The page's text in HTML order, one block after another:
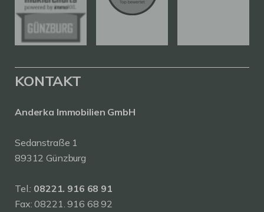
KONTAKT
Anderka Immobilien GmbH
Sedanstraße 1
89312 Günzburg
Tel.: 08221. 916 68 91
Fax: 08221. 916 68 92